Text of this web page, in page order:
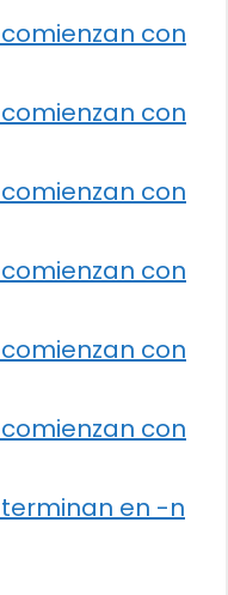
con
con
con
con
con
con
en -n